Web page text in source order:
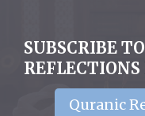
SUBSCRIBE
Quranic